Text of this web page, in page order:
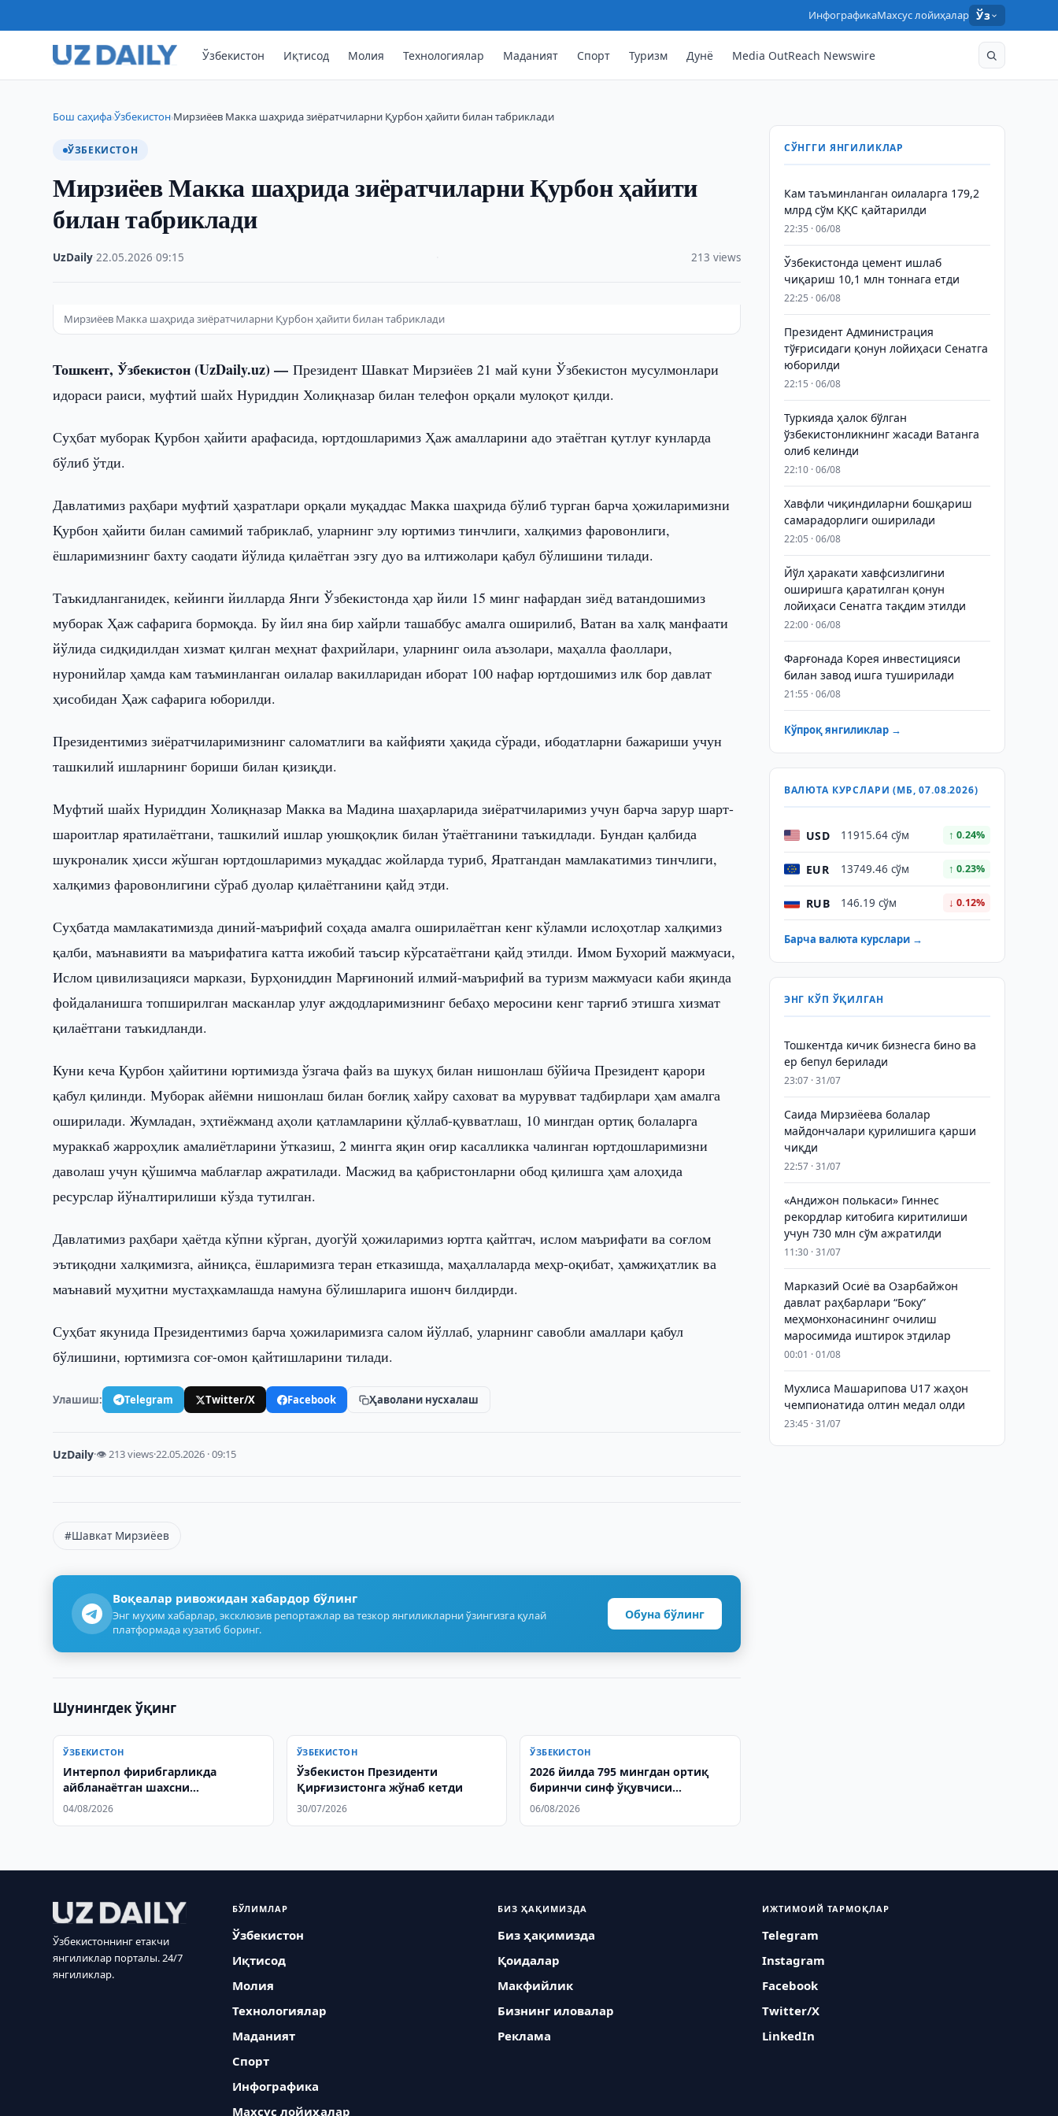
ИнфографикаМахсус лойиҳалар Ўз
Ўзбекистон Иқтисод Молия Технологиялар Маданият Спорт Туризм Дунё Media OutReach Newswire
Бош саҳифа›Ўзбекистон›Мирзиёев Макка шаҳрида зиёратчиларни Қурбон ҳайити билан табриклади
ЎЗБЕКИСТОН
Мирзиёев Макка шаҳрида зиёратчиларни Қурбон ҳайити
билан табриклади
UzDaily ·22.05.2026 ·09:15 213 views
Мирзиёев Макка шаҳрида зиёратчиларни Қурбон ҳайити билан табриклади
Тошкент, Ўзбекистон (UzDaily.uz) —Президент Шавкат Мирзиёев 21 май куни Ўзбекистон мусулмонлари
идораси раиси, муфтий шайх Нуриддин Холиқназар билан телефон орқали мулоқот қилди.
Суҳбат муборак Қурбон ҳайити арафасида, юртдошларимиз Ҳаж амалларини адо этаётган қутлуғ кунларда
бўлиб ўтди.
Давлатимиз раҳбари муфтий ҳазратлари орқали муқаддас Макка шаҳрида бўлиб турган барча ҳожиларимизни
Қурбон ҳайити билан самимий табриклаб, уларнинг элу юртимиз тинчлиги, халқимиз фаровонлиги,
ёшларимизнинг бахту саодати йўлида қилаётган эзгу дуо ва илтижолари қабул бўлишини тилади.
Таъкидланганидек, кейинги йилларда Янги Ўзбекистонда ҳар йили 15 минг нафардан зиёд ватандошимиз
муборак Ҳаж сафарига бормоқда. Бу йил яна бир хайрли ташаббус амалга оширилиб, Ватан ва халқ манфаати
йўлида сидқидилдан хизмат қилган меҳнат фахрийлари, уларнинг оила аъзолари, маҳалла фаоллари,
нуронийлар ҳамда кам таъминланган оилалар вакилларидан иборат 100 нафар юртдошимиз илк бор давлат
ҳисобидан Ҳаж сафарига юборилди.
Президентимиз зиёратчиларимизнинг саломатлиги ва кайфияти ҳақида сўради, ибодатларни бажариши учун
ташкилий ишларнинг бориши билан қизиқди.
Муфтий шайх Нуриддин Холиқназар Макка ва Мадина шаҳарларида зиёратчиларимиз учун барча зарур шарт-
шароитлар яратилаётгани, ташкилий ишлар уюшқоқлик билан ўтаётганини таъкидлади. Бундан қалбида
шукроналик ҳисси жўшган юртдошларимиз муқаддас жойларда туриб, Яратгандан мамлакатимиз тинчлиги,
халқимиз фаровонлигини сўраб дуолар қилаётганини қайд этди.
Суҳбатда мамлакатимизда диний-маърифий соҳада амалга оширилаётган кенг кўламли ислоҳотлар халқимиз
қалби, маънавияти ва маърифатига катта ижобий таъсир кўрсатаётгани қайд этилди. Имом Бухорий мажмуаси,
Ислом цивилизацияси маркази, Бурҳониддин Марғиноний илмий-маърифий ва туризм мажмуаси каби яқинда
фойдаланишга топширилган масканлар улуғ аждодларимизнинг бебаҳо меросини кенг тарғиб этишга хизмат
қилаётгани таъкидланди.
Куни кеча Қурбон ҳайитини юртимизда ўзгача файз ва шукуҳ билан нишонлаш бўйича Президент қарори
қабул қилинди. Муборак айёмни нишонлаш билан боғлиқ хайру саховат ва мурувват тадбирлари ҳам амалга
оширилади. Жумладан, эҳтиёжманд аҳоли қатламларини қўллаб-қувватлаш, 10 мингдан ортиқ болаларга
мураккаб жарроҳлик амалиётларини ўтказиш, 2 мингга яқин оғир касалликка чалинган юртдошларимизни
даволаш учун қўшимча маблағлар ажратилади. Масжид ва қабристонларни обод қилишга ҳам алоҳида
ресурслар йўналтирилиши кўзда тутилган.
Давлатимиз раҳбари ҳаётда кўпни кўрган, дуогўй ҳожиларимиз юртга қайтгач, ислом маърифати ва соғлом
эътиқодни халқимизга, айниқса, ёшларимизга теран етказишда, маҳаллаларда меҳр-оқибат, ҳамжиҳатлик ва
маънавий муҳитни мустаҳкамлашда намуна бўлишларига ишонч билдирди.
Суҳбат якунида Президентимиз барча ҳожиларимизга салом йўллаб, уларнинг савобли амаллари қабул
бўлишини, юртимизга соғ-омон қайтишларини тилади.
Улашиш: Telegram Twitter/X Facebook Ҳаволани нусхалаш
UzDaily·👁 213 views·22.05.2026 · 09:15
#Шавкат Мирзиёев
Воқеалар ривожидан хабардор бўлинг
Энг муҳим хабарлар, эксклюзив репортажлар ва тезкор янгиликларни ўзингизга қулай
платформада кузатиб боринг.
Обуна бўлинг
Шунингдек ўқинг
ЎЗБЕКИСТОН
Интерпол фирибгарликда
айбланаётган шахсни
Ўзбекистонга қайтарди
04/08/2026
ЎЗБЕКИСТОН
Ўзбекистон Президенти
Қирғизистонга жўнаб кетди
30/07/2026
ЎЗБЕКИСТОН
2026 йилда 795 мингдан ортиқ
биринчи синф ўқувчиси
«Президент совғаси» олади
06/08/2026
СЎНГГИ ЯНГИЛИКЛАР
Кам таъминланган оилаларга 179,2
млрд сўм ҚҚС қайтарилди
22:35 · 06/08
Ўзбекистонда цемент ишлаб
чиқариш 10,1 млн тоннага етди
22:25 · 06/08
Президент Администрация
тўғрисидаги қонун лойиҳаси Сенатга
юборилди
22:15 · 06/08
Туркияда ҳалок бўлган
ўзбекистонликнинг жасади Ватанга
олиб келинди
22:10 · 06/08
Хавфли чиқиндиларни бошқариш
самарадорлиги оширилади
22:05 · 06/08
Йўл ҳаракати хавфсизлигини
оширишга қаратилган қонун
лойиҳаси Сенатга тақдим этилди
22:00 · 06/08
Фарғонада Корея инвестицияси
билан завод ишга туширилади
21:55 · 06/08
Кўпроқ янгиликлар →
ВАЛЮТА КУРСЛАРИ (МБ, 07.08.2026)
USD 11915.64 сўм ↑ 0.24%
EUR 13749.46 сўм ↑ 0.23%
RUB 146.19 сўм ↓ 0.12%
Барча валюта курслари →
ЭНГ КЎП ЎҚИЛГАН
Тошкентда кичик бизнесга бино ва
ер бепул берилади
23:07 · 31/07
Саида Мирзиёева болалар
майдончалари қурилишига қарши
чиқди
22:57 · 31/07
«Андижон полькаси» Гиннес
рекордлар китобига киритилиши
учун 730 млн сўм ажратилди
11:30 · 31/07
Марказий Осиё ва Озарбайжон
давлат раҳбарлари “Боку”
меҳмонхонасининг очилиш
маросимида иштирок этдилар
00:01 · 01/08
Мухлиса Машарипова U17 жаҳон
чемпионатида олтин медал олди
23:45 · 31/07
Ўзбекистоннинг етакчи
янгиликлар порталы. 24/7
янгиликлар.
БЎЛИМЛАР
Ўзбекистон
Иқтисод
Молия
Технологиялар
Маданият
Спорт
Инфографика
Махсус лойиҳалар
БИЗ ҲАҚИМИЗДА
Биз ҳақимизда
Қоидалар
Макфийлик
Бизнинг иловалар
Реклама
ИЖТИМОИЙ ТАРМОҚЛАР
Telegram
Instagram
Facebook
Twitter/X
LinkedIn